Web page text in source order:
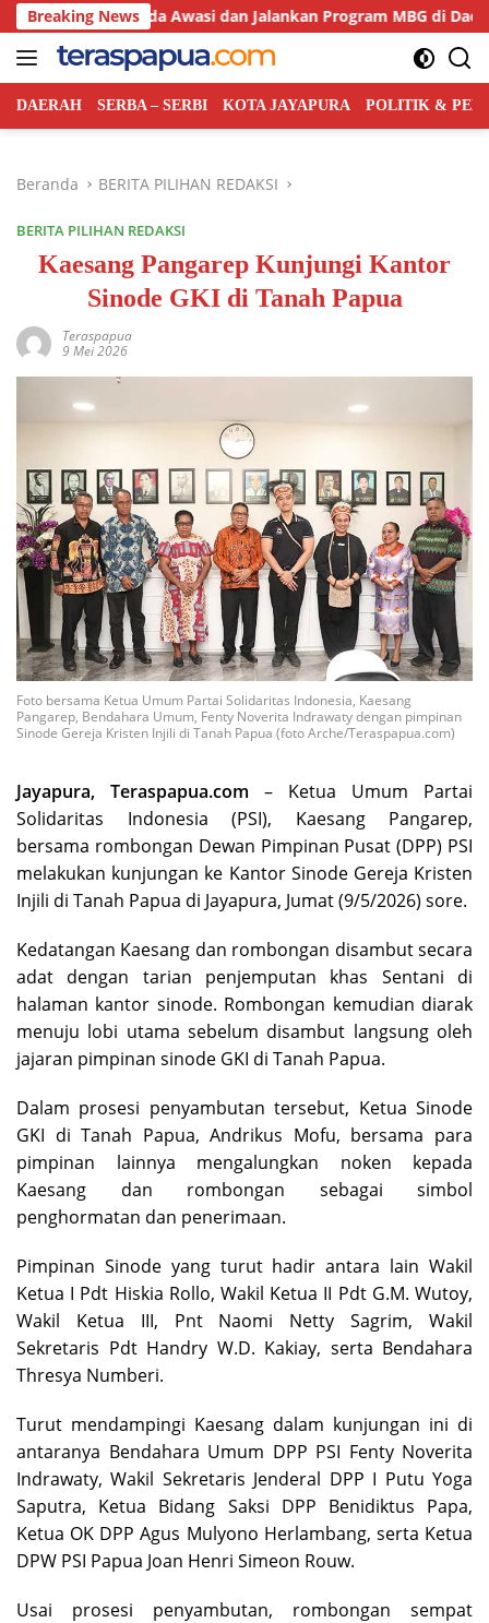
Langsung
ke
konten
Breaking News
Awasi dan Jalankan Program MBG di Daerah
DAERAH SERBA – SERBI KOTA JAYAPURA POLITIK &
Beranda BERITA PILIHAN REDAKSI
BERITA PILIHAN REDAKSI
Kaesang Pangarep Kunjungi Kantor
Sinode GKI di Tanah Papua
Teraspapua
9 Mei 2026
Foto bersama Ketua Umum Partai Solidaritas Indonesia, Kaesang
Pangarep, Bendahara Umum, Fenty Noverita Indrawaty dengan pimpinan
Sinode Gereja Kristen Injili di Tanah Papua (foto Arche/Teraspapua.com)
Jayapura, Teraspapua.com – Ketua Umum Partai
Solidaritas Indonesia (PSI), Kaesang Pangarep,
bersama rombongan Dewan Pimpinan Pusat (DPP) PSI
melakukan kunjungan ke Kantor Sinode Gereja Kristen
Injili di Tanah Papua di Jayapura, Jumat (9/5/2026) sore.
Kedatangan Kaesang dan rombongan disambut secara
adat dengan tarian penjemputan khas Sentani di
halaman kantor sinode. Rombongan kemudian diarak
menuju lobi utama sebelum disambut langsung oleh
jajaran pimpinan sinode GKI di Tanah Papua.
Dalam prosesi penyambutan tersebut, Ketua Sinode
GKI di Tanah Papua, Andrikus Mofu, bersama para
pimpinan lainnya mengalungkan noken kepada
Kaesang dan rombongan sebagai simbol
penghormatan dan penerimaan.
Pimpinan Sinode yang turut hadir antara lain Wakil
Ketua I Pdt Hiskia Rollo, Wakil Ketua II Pdt G.M. Wutoy,
Wakil Ketua III, Pnt Naomi Netty Sagrim, Wakil
Sekretaris Pdt Handry W.D. Kakiay, serta Bendahara
Thresya Numberi.
Turut mendampingi Kaesang dalam kunjungan ini di
antaranya Bendahara Umum DPP PSI Fenty Noverita
Indrawaty, Wakil Sekretaris Jenderal DPP I Putu Yoga
Saputra, Ketua Bidang Saksi DPP Benidiktus Papa,
Ketua OK DPP Agus Mulyono Herlambang, serta Ketua
DPW PSI Papua Joan Henri Simeon Rouw.
Usai prosesi penyambutan, rombongan sempat